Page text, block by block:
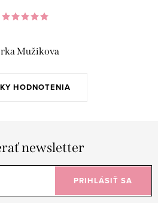
HODNOTENIA
Mužikova
newsletter
PRIHLÁSIŤ SA